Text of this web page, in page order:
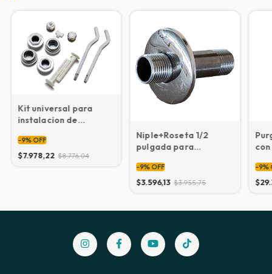
Kit universal para
instalacion de
-9% OFF
$7.978,22 $8.776,04
Niple+Roseta 1/2
pulgada para
-9% OFF
$3.596,13 $3.955,75
-9%